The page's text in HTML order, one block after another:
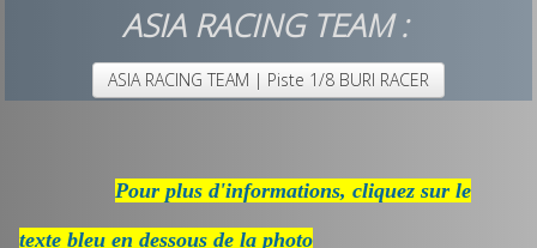
ASIA RACING TEAM :
ASIA RACING TEAM | Piste 1/8 BURI RACER
Pour plus d'informations, cliquez sur le
texte bleu en dessous de la photo